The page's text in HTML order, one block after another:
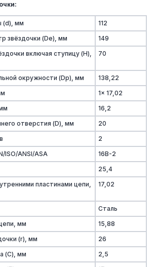
(d), мм
112
звёздочки (De), мм
149
включая ступицу (H),
70
окружности (Dp), мм
138,22
1x 17,02
16,2
отверстия (D), мм
20
2
ISO/ANSI/ASA
16B-2
25,4
пластинами цепи,
17,02
Сталь
мм
15,88
(r), мм
26
(C), мм
2,5